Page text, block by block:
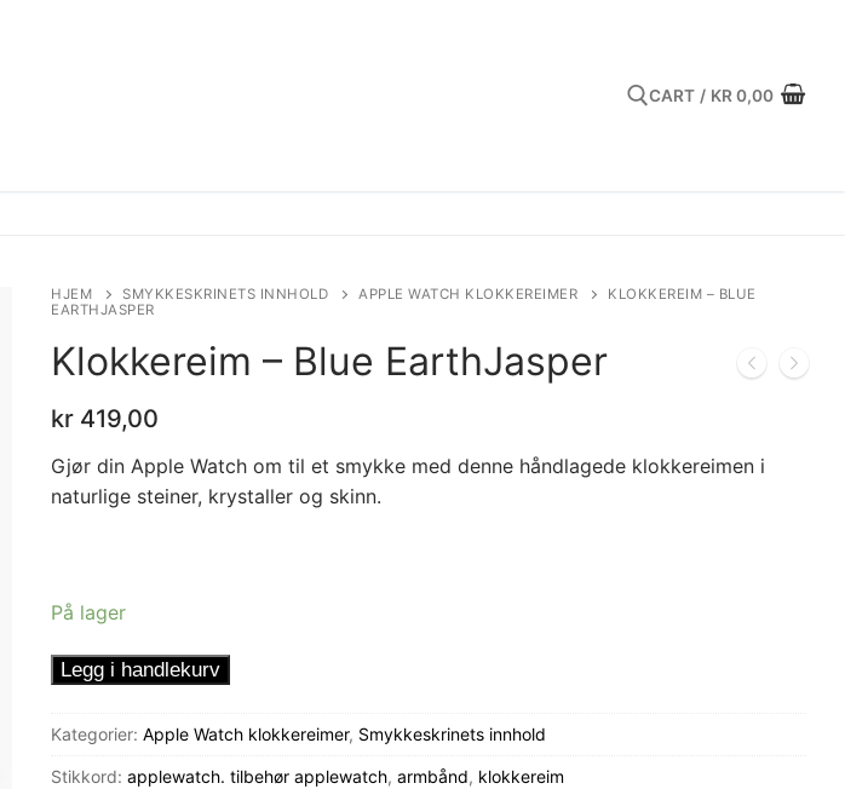
CART / KR 0,00
HJEM SMYKKESKRINETS INNHOLD APPLE WATCH KLOKKEREIMER
KLOKKEREIM – BLUE
EARTHJASPER
Klokkereim – Blue EarthJasper
kr 419,00
Gjør din Apple Watch om til et smykke med denne håndlagede klokkereimen i
naturlige steiner, krystaller og skinn.
På lager
Klokkereim
Blue
Legg i handlekurv
Kategorier: Apple Watch klokkereimer, Smykkeskrinets innhold
Stikkord: applewatch. tilbehør applewatch, armbånd, klokkereim